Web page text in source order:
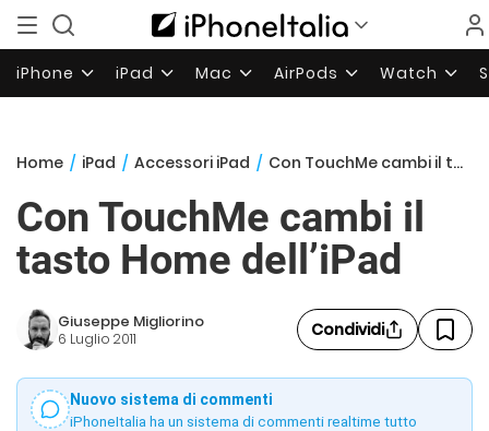
iPhone iPad Mac AirPods Watch
Home / iPad / Accessori iPad / Con TouchMe cambi il tasto Home dell’iPad
Con TouchMe cambi il
tasto Home dell’iPad
Giuseppe Migliorino
6 Luglio 2011 Condividi
Nuovo sistema di commenti
iPhoneItalia ha un sistema di commenti realtime tutto